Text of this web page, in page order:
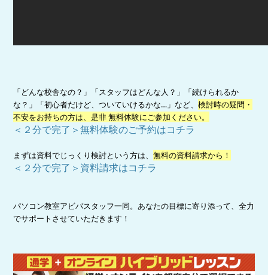
「どんな校舎なの？」「スタッフはどんな人？」「続けられるか
な？」「初心者だけど、ついていけるかな…」など、検討時の疑問・
不安をお持ちの方は、是非 無料体験にご参加ください。
＜２分で完了＞無料体験のご予約はコチラ
まずは資料でじっくり検討という方は、無料の資料請求から！
＜２分で完了＞資料請求はコチラ
パソコン教室アビバスタッフ一同。あなたの目標に寄り添って、全力
でサポートさせていただきます！